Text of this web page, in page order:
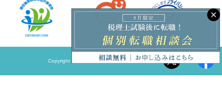
Copyright © Mynavi Corporation